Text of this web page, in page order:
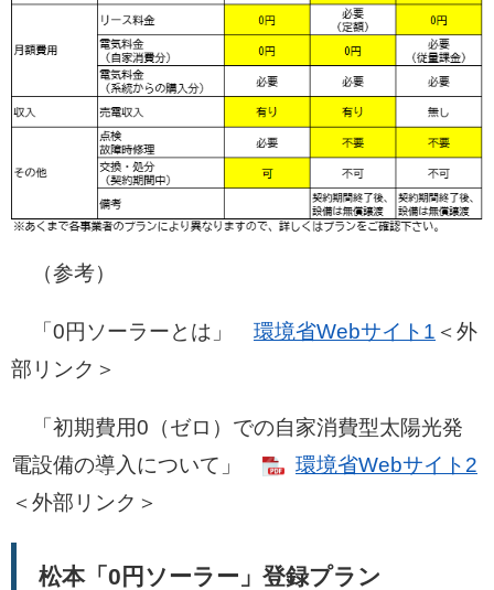
（参考）
「0円ソーラーとは」 環境省Webサイト1 ＜外
部リンク＞
「初期費用0（ゼロ）での自家消費型太陽光発
電設備の導入について」
環境省Webサイト2
＜外部リンク＞
松本「0円ソーラー」登録プラン